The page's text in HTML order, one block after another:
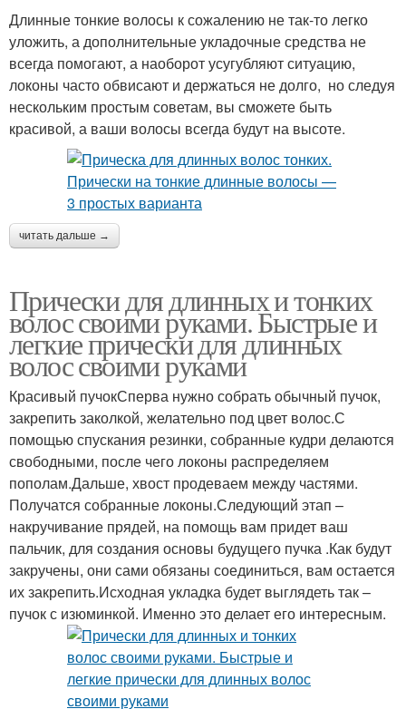
Длинные тонкие волосы к сожалению не так-то легко
уложить, а дополнительные укладочные средства не
всегда помогают, а наоборот усугубляют ситуацию,
локоны часто обвисают и держаться не долго, но следуя
нескольким простым советам, вы сможете быть
красивой, а ваши волосы всегда будут на высоте.
читать дальше →
Прически для длинных и тонких
волос своими руками. Быстрые и
легкие прически для длинных
волос своими руками
Красивый пучокСперва нужно собрать обычный пучок,
закрепить заколкой, желательно под цвет волос.С
помощью спускания резинки, собранные кудри делаются
свободными, после чего локоны распределяем
пополам.Дальше, хвост продеваем между частями.
Получатся собранные локоны.Следующий этап –
накручивание прядей, на помощь вам придет ваш
пальчик, для создания основы будущего пучка .Как будут
закручены, они сами обязаны соединиться, вам остается
их закрепить.Исходная укладка будет выглядеть так –
пучок с изюминкой. Именно это делает его интересным.